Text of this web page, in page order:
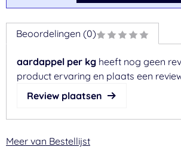
Beoordelingen (0)
aardappel per kg heeft nog geen
product ervaring en plaats een
Review plaatsen
Meer van Bestellijst